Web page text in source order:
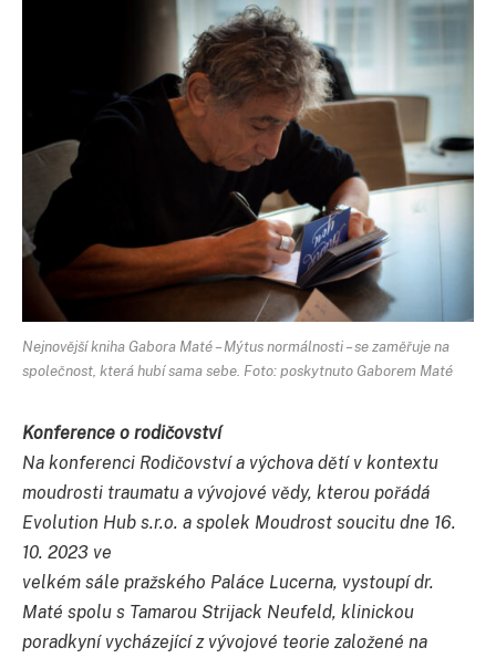
Nejnovější kniha Gabora Maté – Mýtus normálnosti – se zaměřuje na
společnost, která hubí sama sebe. Foto: poskytnuto Gaborem Maté
Konference o rodičovství
Na konferenci Rodičovství a výchova dětí v kontextu
moudrosti traumatu a vývojové vědy, kterou pořádá
Evolution Hub s.r.o. a spolek Moudrost soucitu dne 16.
10. 2023 ve
velkém sále pražského Paláce Lucerna, vystoupí dr.
Maté spolu s Tamarou Strijack Neufeld, klinickou
poradkyní vycházející z vývojové teorie založené na